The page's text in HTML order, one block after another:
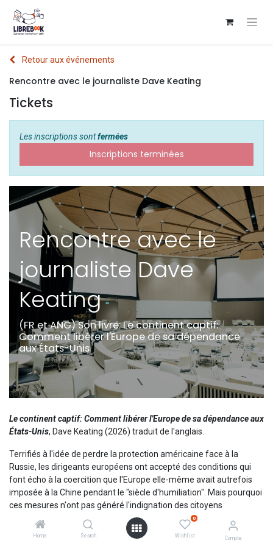
Home Search
0
Wishlist Compte
Retour aux événements
Rencontre avec le journaliste Dave Keating
Tickets
Les inscriptions sontfermées
Inscriptions terminées
Rencontre avec le
journaliste Dave
Keating
(FR et ANG) Son livre: Le continent captif:
Comment libérer l'Europe de sa dépendance
aux États-Unis
Le continent captif: Comment libérer l'Europe de sa dépendance aux
États-Unis, Dave Keating (2026) traduit de l'anglais.
Terrifiés à l'idée de perdre la protection américaine face à la
Russie, les dirigeants européens ont accepté des conditions qui
font écho à la coercition que l'Europe elle-même avait autrefois
imposée à la Chine pendant le "siècle d'humiliation". Mais pourquoi
ces mesures n'ont pas généré l'indignation des citoyens
européens ? Le journaliste Dave Keating estime que la réponse se
trouve bien au-delà de simples raisons géopolitiques. Dans "Le